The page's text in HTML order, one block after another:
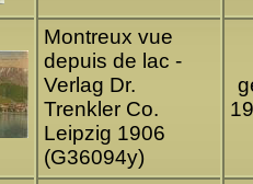
Montreux vue
depuis de lac -
Verlag Dr.
Trenkler Co.
Leipzig 1906
(G36094y)